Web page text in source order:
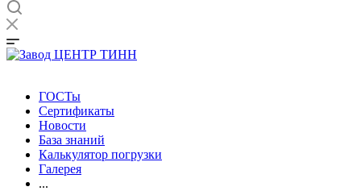
ГОСТы
Сертификаты
Новости
База знаний
Калькулятор погрузки
Галерея
...